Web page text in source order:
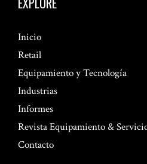
Inicio
Retail
Equipamiento y Tecnología
Industrias
Informes
Revista Equipamiento &
Contacto